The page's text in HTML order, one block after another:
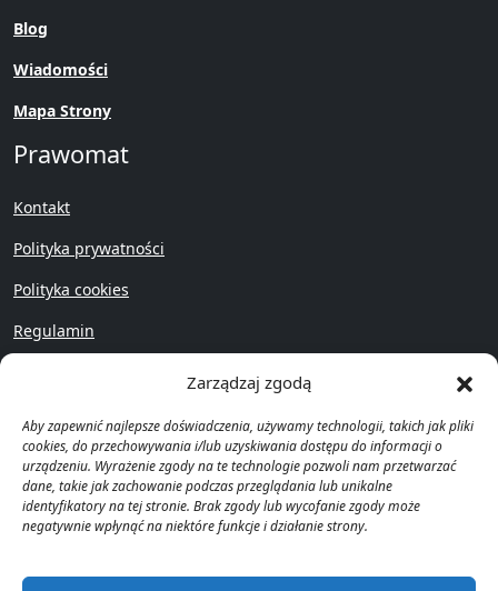
Zarządzaj zgodą
Aby zapewnić najlepsze doświadczenia, używamy technologii, takich jak pliki
cookies, do przechowywania i/lub uzyskiwania dostępu do informacji o
urządzeniu. Wyrażenie zgody na te technologie pozwoli nam przetwarzać
dane, takie jak zachowanie podczas przeglądania lub unikalne
identyfikatory na tej stronie. Brak zgody lub wycofanie zgody może
negatywnie wpłynąć na niektóre funkcje i działanie strony.
Blog
Wiadomości
Mapa Strony
Prawomat
Kontakt
Polityka prywatności
Polityka cookies
Regulamin
Copyright © Prawomat 2023 -